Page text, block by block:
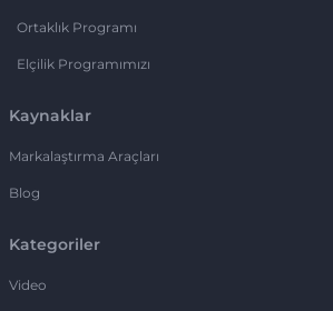
Ortaklık Programı
Elçilik Programımızı
Kaynaklar
Markalaştırma Araçları
Blog
Kategoriler
Video